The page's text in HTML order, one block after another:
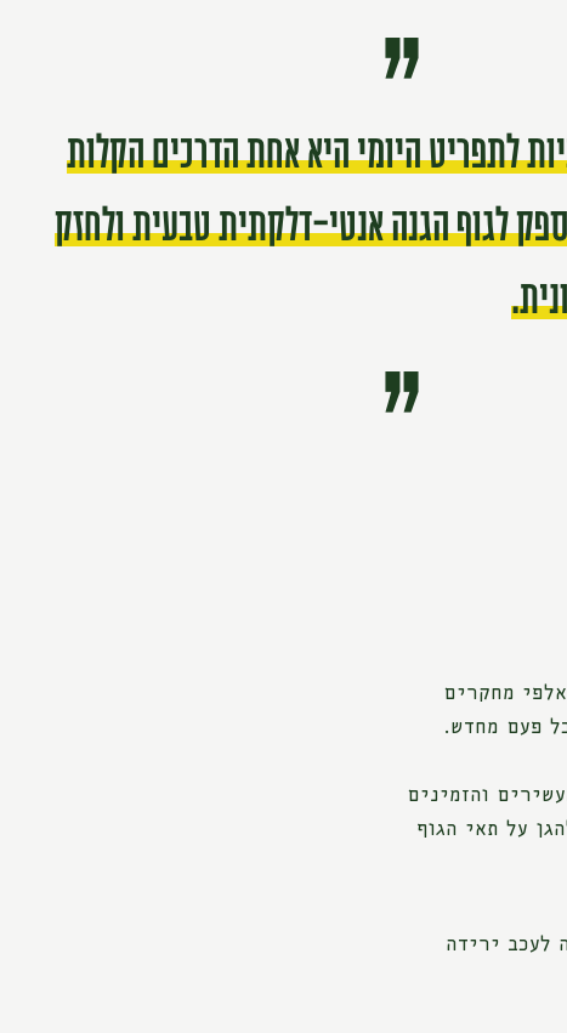
לתפריט היומי היא אחת הדרכים הקלות
לגוף הגנה אנטי-דלקתית טבעית ולחזק
מחקרים
פעם מחדש.
והזמינים
על תאי הגוף
לעכב ירידה